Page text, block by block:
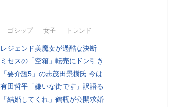
ゴシップ 女子 トレンド
レジェンド美魔女が過酷な決断
ミセスの「空箱」転売にドン引き
「要介護5」の志茂田景樹氏 今は
有田哲平「嫌いな街です」訳語る
「結婚してくれ」鶴瓶が公開求婚